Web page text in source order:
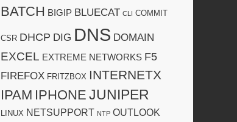
BATCH BIGIP BLUECAT CLI COMMIT
CSR DHCP DIG DNS DOMAIN
EXCEL EXTREME NETWORKS F5
FIREFOX FRITZBOX INTERNETX
IPAM IPHONE JUNIPER
LINUX NETSUPPORT NTP OUTLOOK